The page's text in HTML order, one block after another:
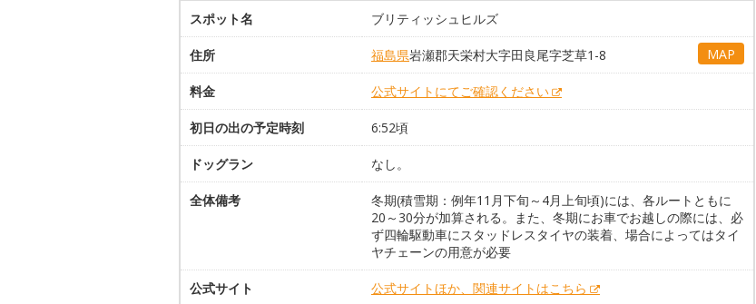
スポット名 ブリティッシュヒルズ
住所 福島県岩瀬郡天栄村大字田良尾字芝草1-8 MAP
料金 公式サイトにてご確認ください
初日の出の予定時刻 6:52頃
ドッグラン なし。
全体備考
冬期(積雪期：例年11月下旬～4月上旬頃)には、各ルートともに
20～30分が加算される。また、冬期にお車でお越しの際には、必
ず四輪駆動車にスタッドレスタイヤの装着、場合によってはタイ
ヤチェーンの用意が必要
公式サイト 公式サイトほか、関連サイトはこちら